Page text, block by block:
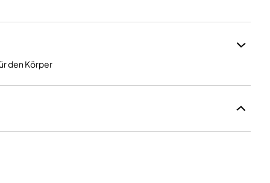
den Körper